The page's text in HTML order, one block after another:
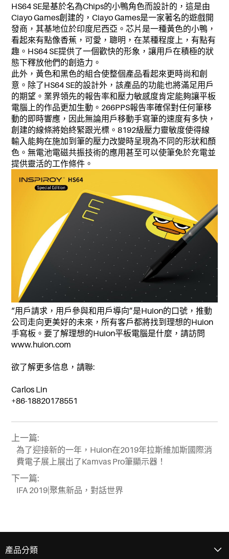
HS64 SE是基於名為Chips的小鴨角色而設計的，這是由
Ciayo Games創建的，Ciayo Games是一家著名的遊戲開
發商，其基地位於印度尼西亞。芯片是一種黃色的小鴨，
看起來有點像香蕉，可愛，聰明，在某種程度上，有點有
趣。HS64 SE提供了一個歡快的形象，讓用戶在積極的狀
態下釋放他們的創造力。
此外，黃色和黑色的組合使整個產品看起來更時尚和創
意。除了HS64 SE的設計外，該產品的功能也將滿足用戶
的期望。業界領先的報告率和壓力敏感度肯定能夠讓平板
電腦上的作品更加生動。266PPS報告率確保對任何筆移
動的即時響應，因此無論用戶移動手寫筆的速度有多快，
創建的線條將始終緊跟光標。8192級壓力靈敏度使得線
輸入能夠在施加到筆的壓力改變時呈現為不同的形狀和顏
色。無電池電磁共振技術的應用甚至可以使筆免於充電並
提供靈活的工作條件。
“用戶請求，用戶參與和用戶導向”是Huion的口號，推動
公司走向更美好的未來，所有客戶都將找到理想的Huion
手寫板。要了解理想的Huion平板電腦是什麼，請訪問
www.huion.com
欲了解更多信息，請聯:
Carlos Lin
+86-18820178551
上一篇:
為了迎接新的一年，Huion在2019年拉斯維加斯國際消
費電子展上展出了Kamvas Pro筆顯示器！
下一篇:
IFA 2019|聚焦新品，對話世界
產品分類